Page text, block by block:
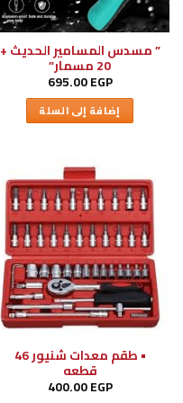
” مسدس المسامير الحديث +
20 مسمار”
695.00EGP
إضافة إلى السلة
• طقم معدات شنيور 46
قطعه
400.00EGP